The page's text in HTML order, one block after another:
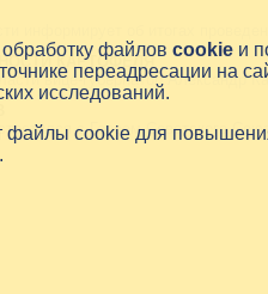
КАРТОФЕЛЯ
вице-губернаторАлександр
с Героем Советского
файлов cookie и
переадресации на
исследований.
файлы cookie для